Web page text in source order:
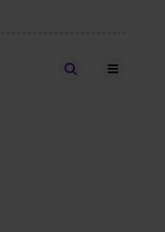
Stellen finden